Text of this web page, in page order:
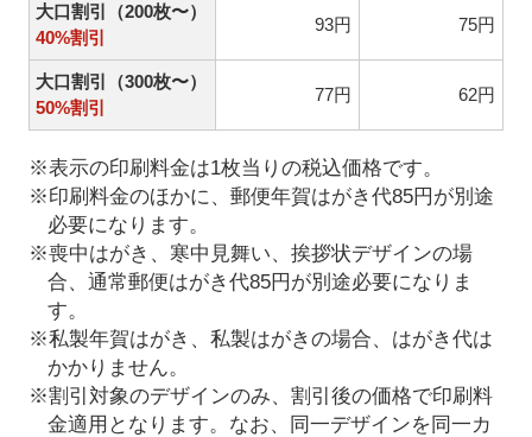
大口割引（200枚〜）
40%割引
93円 75円
大口割引（300枚〜）
50%割引
77円 62円
※表示の印刷料金は1枚当りの税込価格です。
※印刷料金のほかに、郵便年賀はがき代85円が別途
必要になります。
※喪中はがき、寒中見舞い、挨拶状デザインの場
合、通常郵便はがき代85円が別途必要になりま
す。
※私製年賀はがき、私製はがきの場合、はがき代は
かかりません。
※割引対象のデザインのみ、割引後の価格で印刷料
金適用となります。なお、同一デザインを同一カ